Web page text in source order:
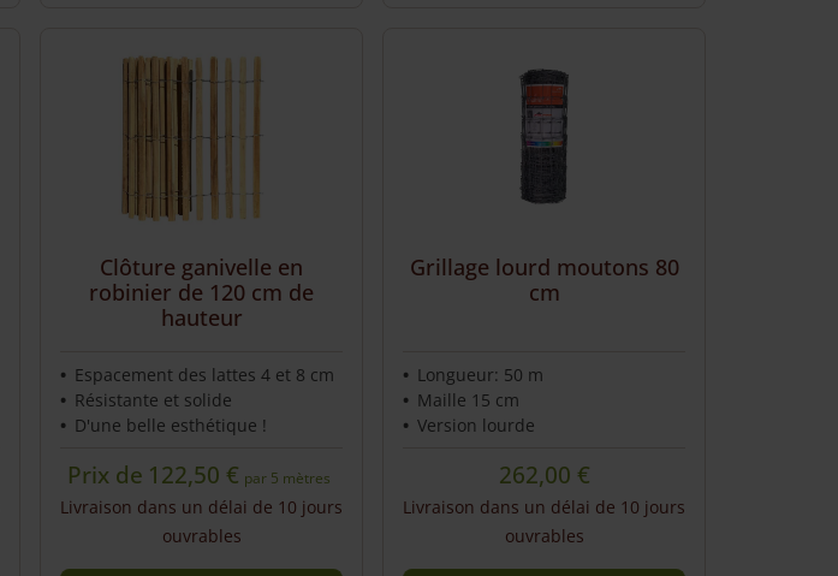
Clôture ganivelle en
robinier de 120 cm de
hauteur
Espacement des lattes 4 et 8 cm
Résistante et solide
D'une belle esthétique !
Prix de 122,50 € par 5 mètres
Livraison dans un délai de 10 jours
ouvrables
Grillage lourd moutons 80
cm
Longueur: 50 m
Maille 15 cm
Version lourde
262,00 €
Livraison dans un délai de 10 jours
ouvrables